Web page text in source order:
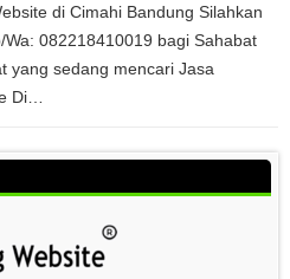
di Cimahi Bandung Silahkan
Wa: 082218410019 bagi Sahabat
yang sedang mencari Jasa
Di…